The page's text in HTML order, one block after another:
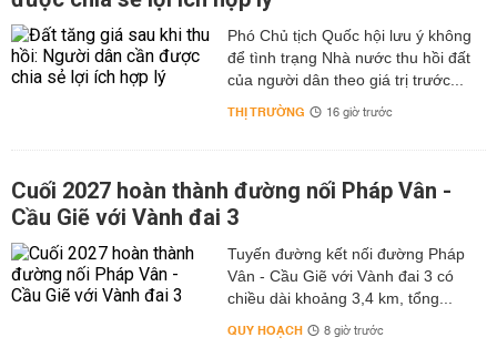
Phó Chủ tịch Quốc hội lưu ý không
để tình trạng Nhà nước thu hồi đất
của người dân theo giá trị trước...
THỊ TRƯỜNG 16 giờ trước
Cuối 2027 hoàn thành đường nối Pháp Vân -
Cầu Giẽ với Vành đai 3
Tuyến đường kết nối đường Pháp
Vân - Cầu Giẽ với Vành đai 3 có
chiều dài khoảng 3,4 km, tổng...
QUY HOẠCH 8 giờ trước